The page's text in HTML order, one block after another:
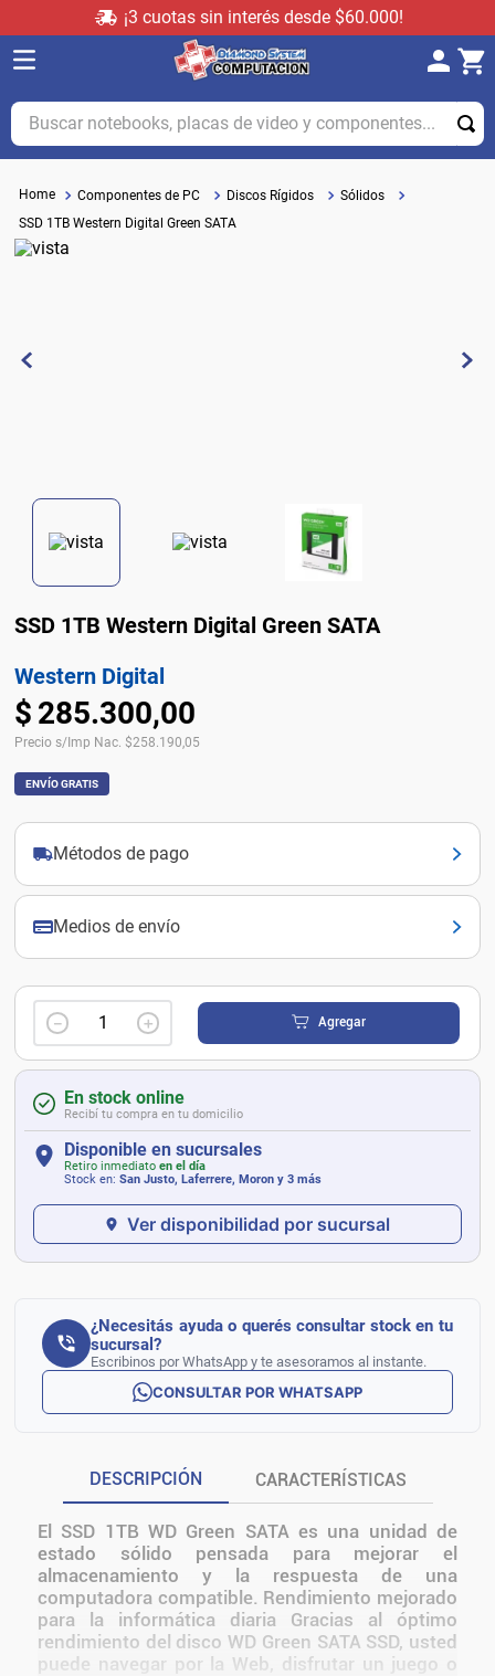
¡3 cuotas sin interés desde $60.000!
Buscar notebooks, placas de video y componentes...
Componentes de PC Discos Rígidos
Sólidos
SSD 1TB Western Digital Green SATA
SSD 1TB Western Digital Green SATA
Western Digital
$ 285.300,00
Precio s/Imp Nac. $258.190,05
ENVÍO GRATIS
Métodos de pago
Medios de envío
＋
－ Agregar
En stock online
Recibí tu compra en tu domicilio
Disponible en sucursales
Retiro inmediato en el día
Stock en: San Justo, Laferrere, Moron y 3 más
Ver disponibilidad por sucursal
¿Necesitás ayuda o querés consultar stock en tu
sucursal?
Escribinos por WhatsApp y te asesoramos al instante.
CONSULTAR POR WHATSAPP
DESCRIPCIÓN CARACTERÍSTICAS
El SSD 1TB WD Green SATA es una unidad de
estado sólido pensada para mejorar el
almacenamiento y la respuesta de una
computadora compatible. Rendimiento mejorado
para la informática diaria Gracias al óptimo
rendimiento del disco WD Green SATA SSD, usted
puede navegar por la Web, disfrutar un juego o